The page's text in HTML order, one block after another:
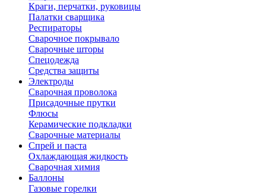
Краги, перчатки, руковицы
Палатки сварщика
Респираторы
Сварочное покрывало
Сварочные шторы
Спецодежда
Средства защиты
Электроды
Сварочная проволока
Присадочные прутки
Флюсы
Керамические подкладки
Сварочные материалы
Спрей и паста
Охлаждающая жидкость
Сварочная химия
Баллоны
Газовые горелки